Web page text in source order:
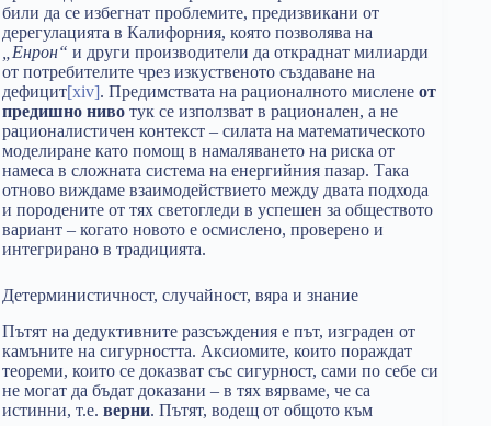
били да се избегнат проблемите, предизвикани от
дерегулацията в Калифорния, която позволява на
„Енрон“ и други производители да откраднат милиарди
от потребителите чрез изкуственото създаване на
дефицит[xiv]. Предимствата на рационалното мислене от
предишно ниво тук се използват в рационален, а не
рационалистичен контекст – силата на математическото
моделиране като помощ в намаляването на риска от
намеса в сложната система на енергийния пазар. Така
отново виждаме взаимодействието между двата подхода
и породените от тях светогледи в успешен за обществото
вариант – когато новото е осмислено, проверено и
интегрирано в традицията.
Детерминистичност, случайност, вяра и знание
Пътят на дедуктивните разсъждения е път, изграден от
камъните на сигурността. Аксиомите, които пораждат
теореми, които се доказват със сигурност, сами по себе си
не могат да бъдат доказани – в тях вярваме, че са
истинни, т.е. верни. Пътят, водещ от общото към